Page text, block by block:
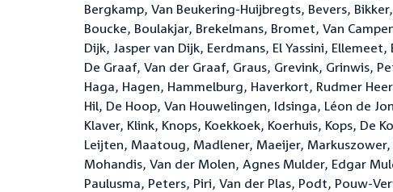
Bergkamp, Van Beukering-Huijbregts, Bevers,
Boucke, Boulakjar, Brekelmans, Bromet, Van
Dijk, Jasper van Dijk, Eerdmans, El Yassini,
De Graaf, Van der Graaf, Graus, Grevink, Grinwis,
Haga, Hagen, Hammelburg, Haverkort, Rudmer
Hil, De Hoop, Van Houwelingen, Idsinga, Léon de
Klaver, Klink, Knops, Koekkoek, Koerhuis, Kops, De
Leijten, Maatoug, Madlener, Maeijer,
Mohandis, Van der Molen, Agnes Mulder, Edgar
Paulusma, Peters, Piri, Van der Plas, Podt, Pouw-